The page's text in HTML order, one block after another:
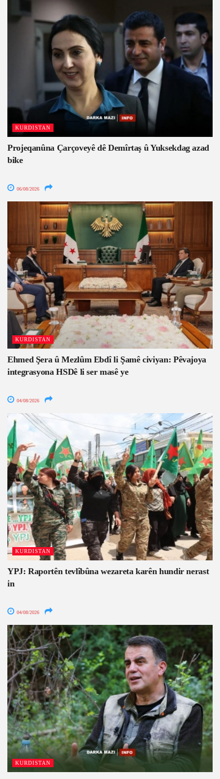
KURDISTAN
Projeqanûna Çarçoveyê dê Demîrtaş û Yuksekdag azad
bike
06/08/2026
KURDISTAN
Ehmed Şera û Mezlûm Ebdî li Şamê civiyan: Pêvajoya
integrasyona HSDê li ser masê ye
04/08/2026
KURDISTAN
YPJ: Raportên tevlîbûna wezareta karên hundir nerast
in
04/08/2026
KURDISTAN